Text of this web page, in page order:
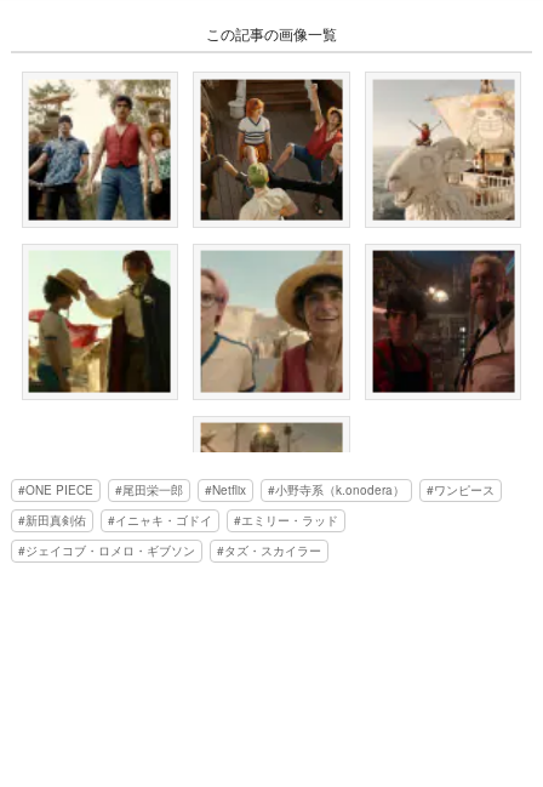
この記事の画像一覧
ONE PIECE 尾田栄一郎 Netflix 小野寺系（k.onodera）
ワンピース
新田真剣佑
イニャキ・ゴドイ
エミリー・ラッド
ジェイコブ・ロメロ・ギブソン
タズ・スカイラー